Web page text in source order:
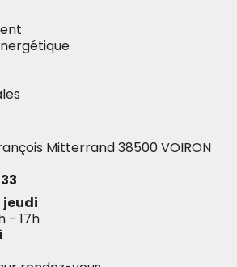
Mitterrand 38500 VOIRON
jeudi
- 17h